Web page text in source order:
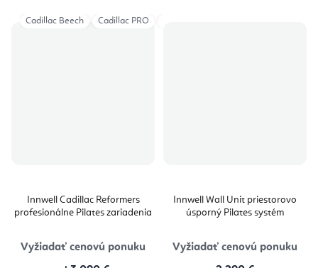
Innwell Cadillac Reformers
profesionálne Pilates zariadenia
Vyžiadať cenovú ponuku
Cadillac Beech Cadillac PRO
Innwell Wall Unit priestorovo
úsporný Pilates systém
Vyžiadať cenovú ponuku